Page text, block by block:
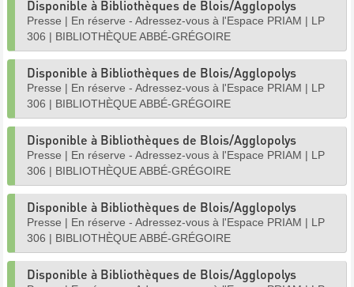
Disponible à Bibliothèques de Blois/Agglopolys
Presse | En réserve - Adressez-vous à l'Espace PRIAM | LP
306 | BIBLIOTHÈQUE ABBÉ-GRÉGOIRE
Disponible à Bibliothèques de Blois/Agglopolys
Presse | En réserve - Adressez-vous à l'Espace PRIAM | LP
306 | BIBLIOTHÈQUE ABBÉ-GRÉGOIRE
Disponible à Bibliothèques de Blois/Agglopolys
Presse | En réserve - Adressez-vous à l'Espace PRIAM | LP
306 | BIBLIOTHÈQUE ABBÉ-GRÉGOIRE
Disponible à Bibliothèques de Blois/Agglopolys
Presse | En réserve - Adressez-vous à l'Espace PRIAM | LP
306 | BIBLIOTHÈQUE ABBÉ-GRÉGOIRE
Disponible à Bibliothèques de Blois/Agglopolys